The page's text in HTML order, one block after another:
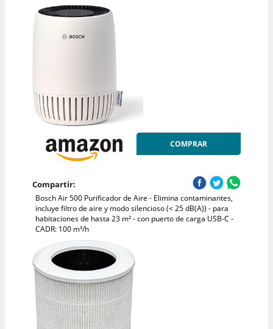
COMPRAR
Compartir:
Bosch Air 500 Purificador de Aire - Elimina contaminantes,
incluye filtro de aire y modo silencioso (< 25 dB(A)) - para
habitaciones de hasta 23 m² - con puerto de carga USB-C -
CADR: 100 m³/h